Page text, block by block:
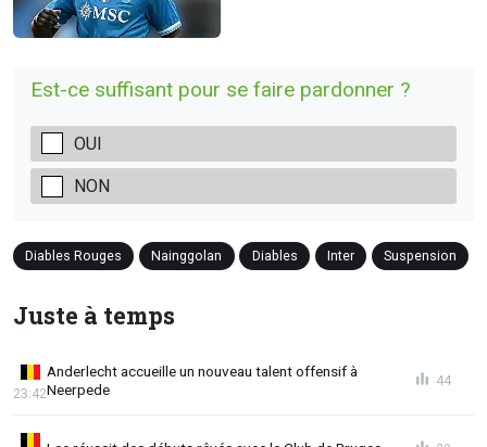
Est-ce suffisant pour se faire pardonner ?
OUI
NON
Diables Rouges Nainggolan Diables Inter Suspension
Juste à temps
Anderlecht accueille un nouveau talent offensif à
Neerpede
23:42
44